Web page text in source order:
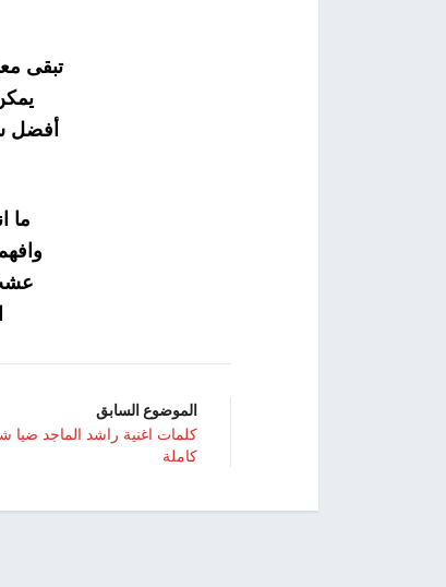
تبقى
أفضل
ما
الموضوع السابق
كاملة